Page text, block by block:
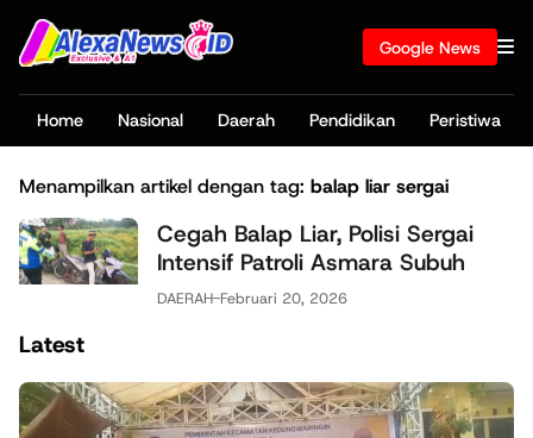
Google News
Home Nasional Daerah Pendidikan Peristiwa
Menampilkan artikel dengan tag: balap liar sergai
Cegah Balap Liar, Polisi Sergai
Intensif Patroli Asmara Subuh
DAERAH-Februari 20, 2026
Latest